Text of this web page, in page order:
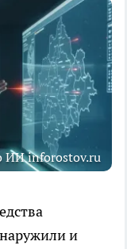
ИИ inforostov.ru
и